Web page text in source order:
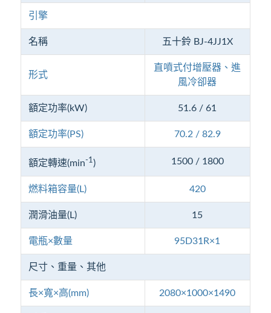
引擎
名稱 五十鈴 BJ-4JJ1X
形式
直噴式付增壓器、進
風冷卻器
額定功率(kW) 51.6 / 61
額定功率(PS) 70.2 / 82.9
額定轉速(min-1 ) 1500 / 1800
燃料箱容量(L) 420
潤滑油量(L) 15
電瓶×數量 95D31R×1
尺寸、重量、其他
長×寬×高(mm) 2080×1000×1490